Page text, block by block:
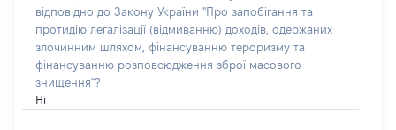
відповідно до Закону України "Про запобігання та
протидію легалізації (відмиванню) доходів, одержаних
злочинним шляхом, фінансуванню тероризму та
фінансуванню розповсюдження зброї масового
знищення"?
Ні